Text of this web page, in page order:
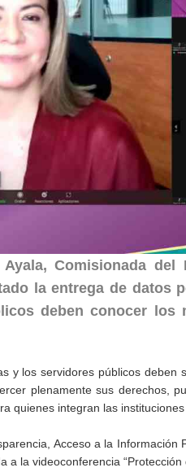
Comisionada
la entrega de datos
deben conocer los
y los servidores públicos
plenamente sus derechos,
quienes integran las
Acceso a la
a la videoconferencia